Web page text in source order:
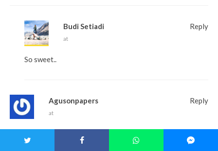
Budi Setiadi
at
So sweet..
Reply
Agusonpapers
at
Officesick…hadeeuuh, apa lagi kalau dah klien nelpon…
Reply